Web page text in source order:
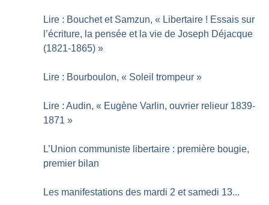
Lire : Bouchet et Samzun, « Libertaire ! Essais sur
l’écriture, la pensée et la vie de Joseph Déjacque
(1821-1865) »
Lire : Bourboulon, « Soleil trompeur »
Lire : Audin, « Eugène Varlin, ouvrier relieur 1839-
1871 »
L’Union communiste libertaire : première bougie,
premier bilan
Les manifestations des mardi 2 et samedi 13...